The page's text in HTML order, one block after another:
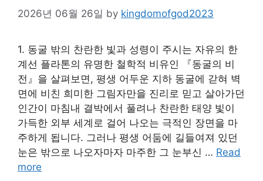
2026년 06월 26일 by kingdomofgod2023
1. 동굴 밖의 찬란한 빛과 성령이 주시는 자유의 한
계선 플라톤의 유명한 철학적 비유인 『동굴의 비
전』을 살펴보면, 평생 어두운 지하 동굴에 갇혀 벽
면에 비친 희미한 그림자만을 진리로 믿고 살아가던
인간이 마침내 결박에서 풀려나 찬란한 태양 빛이
가득한 외부 세계로 걸어 나오는 극적인 장면을 마
주하게 됩니다. 그러나 평생 어둠에 길들여져 있던
눈은 밖으로 나오자마자 마주한 그 눈부신 … Read
more